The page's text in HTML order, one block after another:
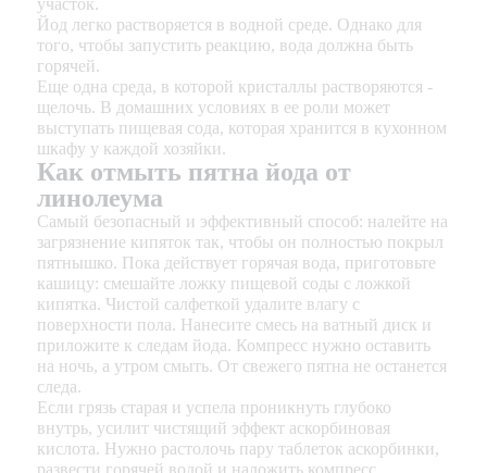
участок.
Йод легко растворяется в водной среде. Однако для
того, чтобы запустить реакцию, вода должна быть
горячей.
Еще одна среда, в которой кристаллы растворяются -
щелочь. В домашних условиях в ее роли может
выступать пищевая сода, которая хранится в кухонном
шкафу у каждой хозяйки.
Как отмыть пятна йода от
линолеума
Самый безопасный и эффективный способ: налейте на
загрязнение кипяток так, чтобы он полностью покрыл
пятнышко. Пока действует горячая вода, приготовьте
кашицу: смешайте ложку пищевой соды с ложкой
кипятка. Чистой салфеткой удалите влагу с
поверхности пола. Нанесите смесь на ватный диск и
приложите к следам йода. Компресс нужно оставить
на ночь, а утром смыть. От свежего пятна не останется
следа.
Если грязь старая и успела проникнуть глубоко
внутрь, усилит чистящий эффект аскорбиновая
кислота. Нужно растолочь пару таблеток аскорбинки,